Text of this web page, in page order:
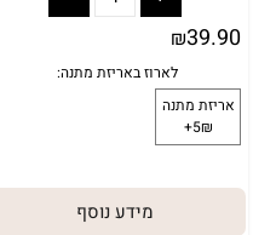
₪39.90
מידע נוסף